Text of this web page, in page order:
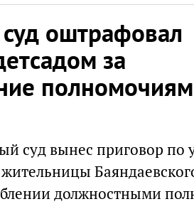
оштрафовал
за
суд вынес приговор по
должностными